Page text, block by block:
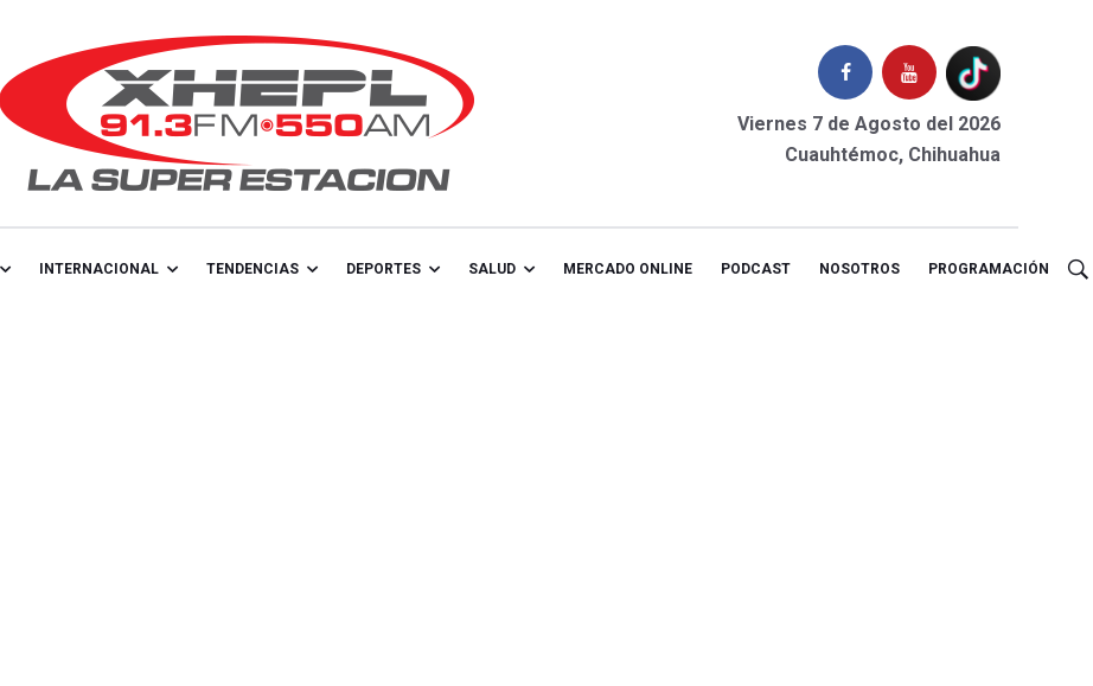
Viernes 7 de Agosto del 2026
Cuauhtémoc, Chihuahua
INTERNACIONAL TENDENCIAS DEPORTES SALUD MERCADO ONLINE PODCAST NOSOTROS PROGRAMACIÓN